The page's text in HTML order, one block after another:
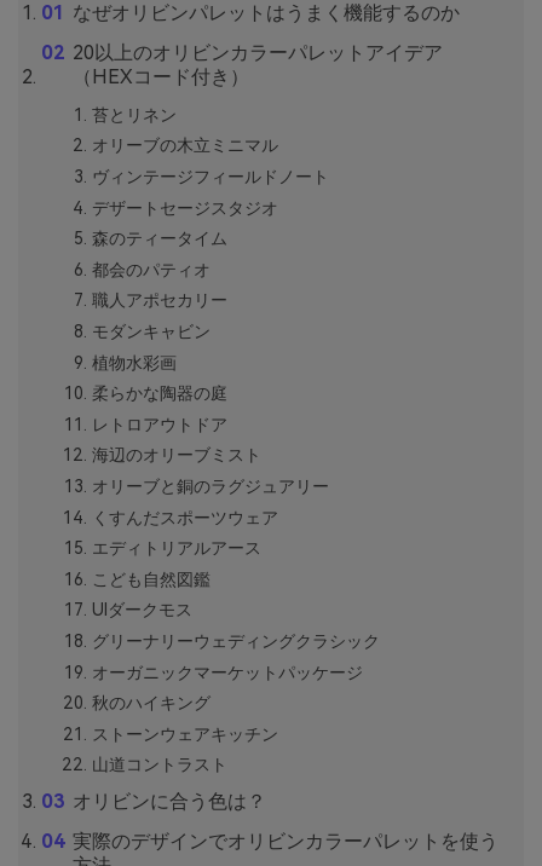
なぜオリビンパレットはうまく機能するのか
20以上のオリビンカラーパレットアイデア
（HEXコード付き）
苔とリネン
オリーブの木立ミニマル
ヴィンテージフィールドノート
デザートセージスタジオ
森のティータイム
都会のパティオ
職人アポセカリー
モダンキャビン
植物水彩画
柔らかな陶器の庭
レトロアウトドア
海辺のオリーブミスト
オリーブと銅のラグジュアリー
くすんだスポーツウェア
エディトリアルアース
こども自然図鑑
UIダークモス
グリーナリーウェディングクラシック
オーガニックマーケットパッケージ
秋のハイキング
ストーンウェアキッチン
山道コントラスト
オリビンに合う色は？
実際のデザインでオリビンカラーパレットを使う